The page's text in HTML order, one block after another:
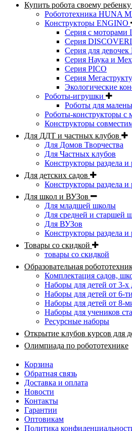
Купить робота своему ребенку
Робототехника HUNA
Конструкторы ENGINO
Серия с моторами
Серия
Серия для
Серия Наука и
Серия PICO
Серия
Экологические
Роботы-игрушки
Роботы для
Роботы-конструкторы с
Конструкторы
Для ДДТ и частных клубов
Для Домов Творчества
Для Частных клубов
Конструкторы раздела
Для детских садов
Конструкторы раздела
Для школ и ВУЗов
Для младшей школы
Для средней и старшей
Для ВУЗов
Конструкторы раздела
Товары со скидкой
товары со скидкой
Образовательная
Комплектация садов,
Наборы для детей от 3-х
Наборы для детей от 6-
Наборы для детей от 8-
Наборы для учеников
Ресурсные наборы
Открытие клубов курсов для
Олимпиада по робототехнике
Корзина
Обратная связь
Доставка и оплата
Новости
Контакты
Гарантии
Оптовикам
Политика